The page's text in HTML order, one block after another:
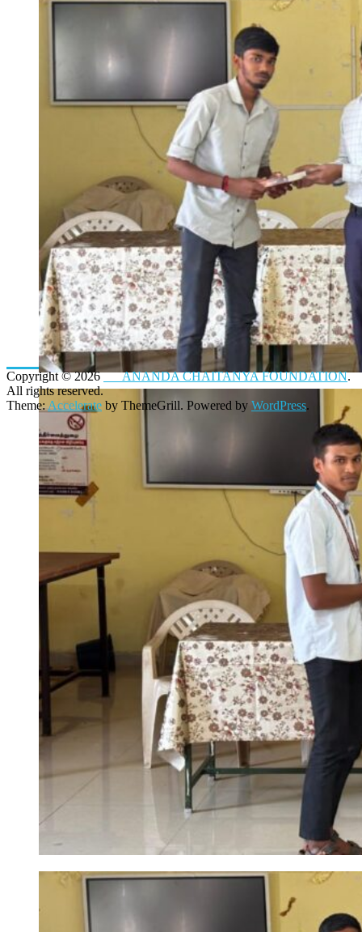
Copyright © 2026ANANDA CHAITANYA FOUNDATION.
All rights reserved.
Theme: Accelerate by ThemeGrill. Powered by WordPress.